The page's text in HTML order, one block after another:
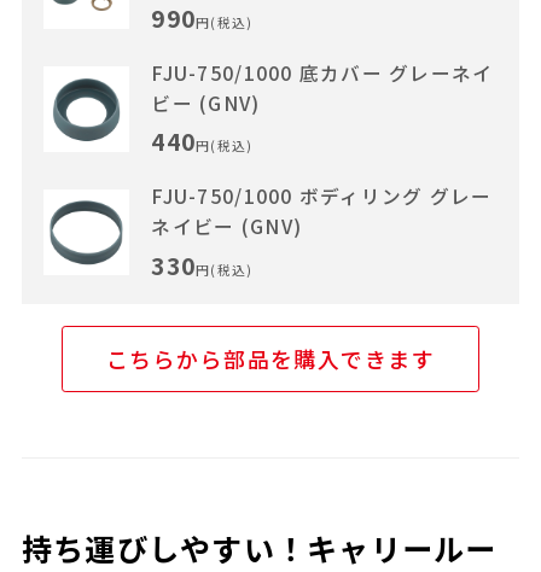
990円(税込)
FJU-750/1000 底カバー グレーネイ
ビー (GNV)
440円(税込)
FJU-750/1000 ボディリング グレー
ネイビー (GNV)
330円(税込)
こちらから部品を購入できます
持ち運びしやすい！キャリールー